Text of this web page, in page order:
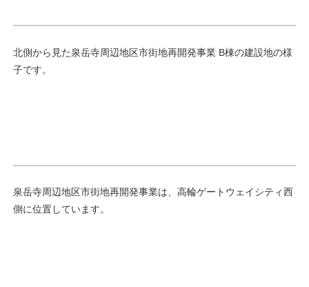
北側から見た泉岳寺周辺地区市街地再開発事業 B棟の建設地の様
子です。
泉岳寺周辺地区市街地再開発事業は、高輪ゲートウェイシティ西
側に位置しています。